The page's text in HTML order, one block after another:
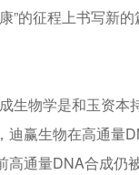
”的征程上书写新的
生物学是和玉资
赢生物在高通量
通量DNA合成仍